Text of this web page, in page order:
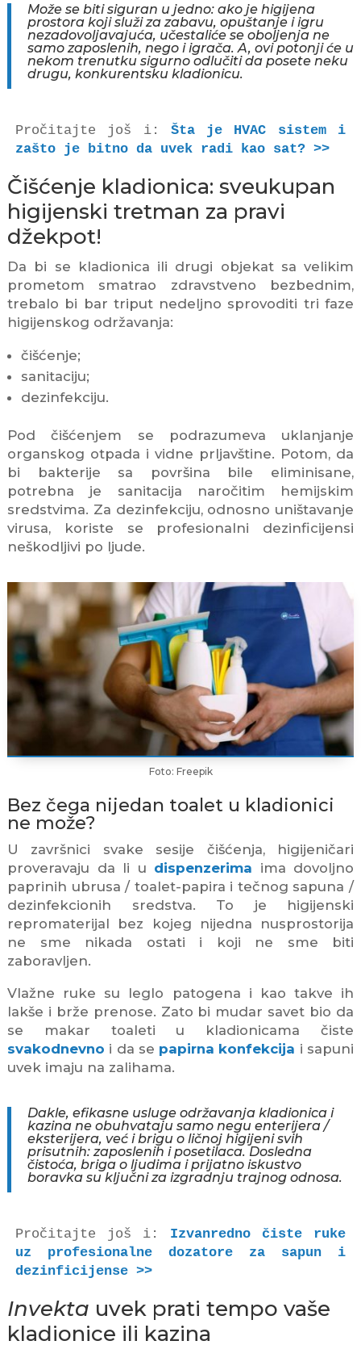
Može se biti siguran u jedno: ako je higijena
prostora koji služi za zabavu, opuštanje i igru
nezadovoljavajuća, učestaliće se oboljenja ne
samo zaposlenih, nego i igrača. A, ovi potonji će u
nekom trenutku sigurno odlučiti da posete neku
drugu, konkurentsku kladionicu.
Pročitajte još i: Šta je HVAC sistem i
zašto je bitno da uvek radi kao sat? >>
Čišćenje kladionica: sveukupan
higijenski tretman za pravi
džekpot!
Da bi se kladionica ili drugi objekat sa velikim
prometom smatrao zdravstveno bezbednim,
trebalo bi bar triput nedeljno sprovoditi tri faze
higijenskog održavanja:
čišćenje;
sanitaciju;
dezinfekciju.
Pod čišćenjem se podrazumeva uklanjanje
organskog otpada i vidne prljavštine. Potom, da
bi bakterije sa površina bile eliminisane,
potrebna je sanitacija naročitim hemijskim
sredstvima. Za dezinfekciju, odnosno uništavanje
virusa, koriste se profesionalni dezinficijensi
neškodljivi po ljude.
Foto: Freepik
Bez čega nijedan toalet u kladionici
ne može?
U završnici svake sesije čišćenja, higijeničari
proveravaju da li u dispenzerima ima dovoljno
paprinih ubrusa / toalet-papira i tečnog sapuna /
dezinfekcionih sredstva. To je higijenski
repromaterijal bez kojeg nijedna nusprostorija
ne sme nikada ostati i koji ne sme biti
zaboravljen.
Vlažne ruke su leglo patogena i kao takve ih
lakše i brže prenose. Zato bi mudar savet bio da
se makar toaleti u kladionicama čiste
svakodnevno i da se papirna konfekcija i sapuni
uvek imaju na zalihama.
Dakle, efikasne usluge održavanja kladionica i
kazina ne obuhvataju samo negu enterijera /
eksterijera, već i brigu o ličnoj higijeni svih
prisutnih: zaposlenih i posetilaca. Dosledna
čistoća, briga o ljudima i prijatno iskustvo
boravka su ključni za izgradnju trajnog odnosa.
Pročitajte još i: Izvanredno čiste ruke
uz profesionalne dozatore za sapun i
dezinficijense >>
Invekta uvek prati tempo vaše
kladionice ili kazina